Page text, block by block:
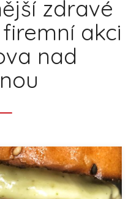
zdravé
akci
nad